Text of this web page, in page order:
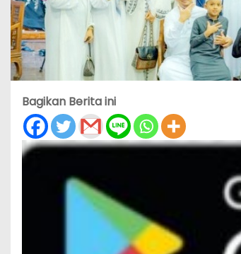
Bagikan Berita ini